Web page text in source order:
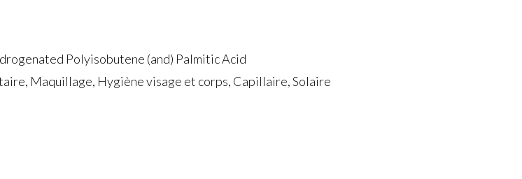
Polyisobutene (and) Palmitic Acid
Maquillage, Hygiène visage et corps, Capillaire, Solaire